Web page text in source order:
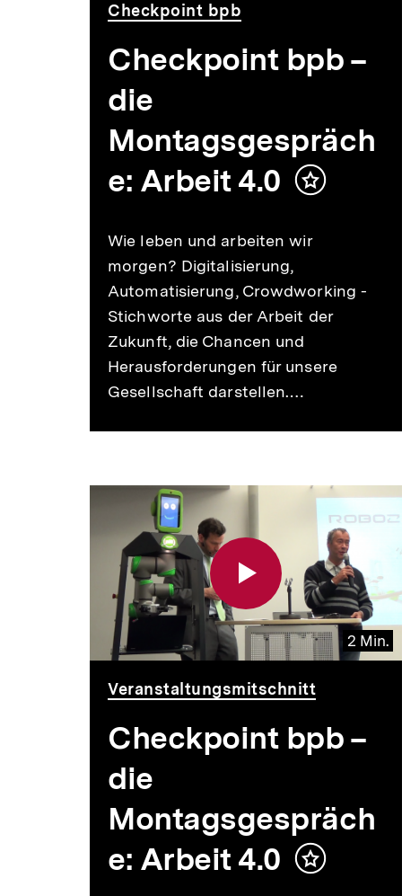
Checkpoint bpb
Checkpoint bpb –
die
Montagsgespräch
e: Arbeit 4.0
Inhalt
Wie leben und arbeiten wir
morgen? Digitalisierung,
Automatisierung, Crowdworking -
Stichworte aus der Arbeit der
Zukunft, die Chancen und
Herausforderungen für unsere
Gesellschaft darstellen.…
2 Min.
Video
Dauer
2
Min.
Veranstaltungsmitschnitt
Checkpoint bpb –
die
Montagsgespräch
e: Arbeit 4.0
Inhalt